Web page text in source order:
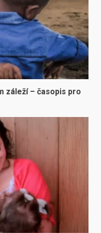
záleží – časopis pro